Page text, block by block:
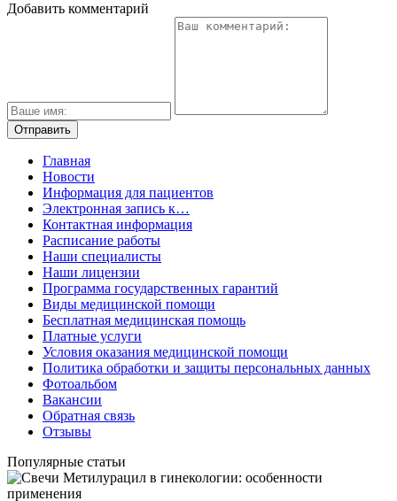
Добавить комментарий
Главная
Новости
Информация для пациентов
Электронная запись к…
Контактная информация
Расписание работы
Наши специалисты
Наши лицензии
Программа государственных гарантий
Виды медицинской помощи
Бесплатная медицинская помощь
Платные услуги
Условия оказания медицинской помощи
Политика обработки и защиты персональных данных
Фотоальбом
Вакансии
Обратная связь
Отзывы
Популярные статьи